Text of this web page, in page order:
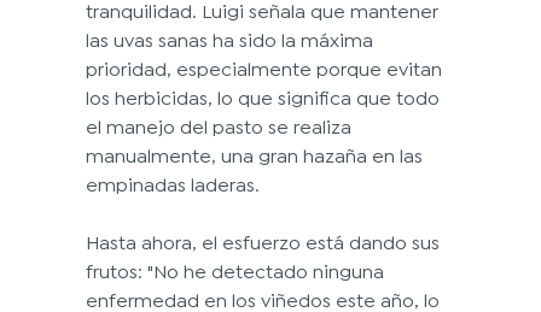
tranquilidad. Luigi señala que mantener
las uvas sanas ha sido la máxima
prioridad, especialmente porque evitan
los herbicidas, lo que significa que todo
el manejo del pasto se realiza
manualmente, una gran hazaña en las
empinadas laderas.
Hasta ahora, el esfuerzo está dando sus
frutos: "No he detectado ninguna
enfermedad en los viñedos este año, lo